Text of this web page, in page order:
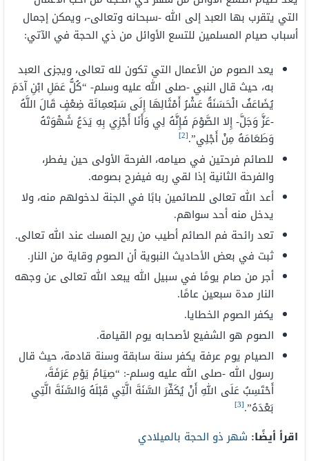
التي يتقرب بها العبد إلى الله -سبحانه وتعالى-، ويمكن إجمال
أسباب صيام المسلمين للتسع الأوائل من ذي الحجة في الآتي:
يعد الصوم من الأعمال التي تكون لله تعالى، ويجزى العبد
به، حيث قال النبي -صلى الله عليه وسلم- “كُلُّ عَمَلِ ابْنِ آدَمَ
يُضَاعَفُ الْحَسَنَةُ عَشْرُ أَمْثَالِهَا إِلَى سَبْعمِائَة ضِعْفٍ قَالَ اللَّهُ
-عَزَّ وَجَلَّ- إِلا الصَّوْمَ فَإِنَّهُ لِي وَأَنَا أَجْزِي بِهِ يَدَعُ شَهْوَتَهُ
وَطَعَامَهُ مِنْ أَجْلِي”.[2]
للصائم فرحتين في صيامه، الفرحة الأولى حين يفطر،
والفرحة الثانية إذا لقي ربه فيفرح بصومه.
أعد الله تعالى للصائمين بابًا في الجنة لدخولهم منه، ولا
يدخل منه أحد سواهم.
تعد رائحة فم الصائم أطيب من ريح المسك عند الله تعالى.
ثبت في بعض الأحاديث النبوية أن الصوم وقاية من النار.
أجر من صام يومًا في سبيل الله يبعد الله تعالى عن وجهه
النار مدة سبعين عامًا.
يكفر الصوم الخطايا.
الصوم هو الشفيع لأصحابه يوم القيامة.
الصيام يوم عرفة يكفر سنة سابقة وسنة قادمة، حيث قال
رسول الله -صلى الله عليه وسلم-: “صِيَامُ يَوْمِ عَرَفَةَ،
أَحْتَسِبُ عَلَى اللهِ أَنْ يُكَفِّرَ السَّنَةَ الَّتِي قَبْلَهُ وَالسَّنَةَ الَّتِي
بَعْدَهُ”.[3]
اقرأ أيضًا: شهر ذو الحجة بالميلادي